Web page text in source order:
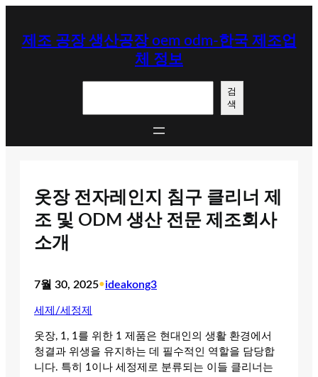
제조 공장 생산공장 oem odm-한국 제조업
체 정보
검
색
옷장 전자레인지 침구 클리너 제
조 및 ODM 생산 전문 제조회사
소개
7월 30, 2025•ideakong3
세제/세정제
옷장, 1, 1를 위한 1 제품은 현대인의 생활 환경에서
청결과 위생을 유지하는 데 필수적인 역할을 담당합
니다. 특히 1이나 세정제로 분류되는 이들 클리너는